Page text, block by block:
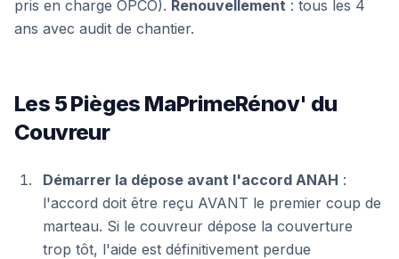
pris en charge OPCO). Renouvellement : tous les 4
ans avec audit de chantier.
Les 5 Pièges MaPrimeRénov' du
Couvreur
Démarrer la dépose avant l'accord ANAH :
l'accord doit être reçu AVANT le premier coup de
marteau. Si le couvreur dépose la couverture
trop tôt, l'aide est définitivement perdue